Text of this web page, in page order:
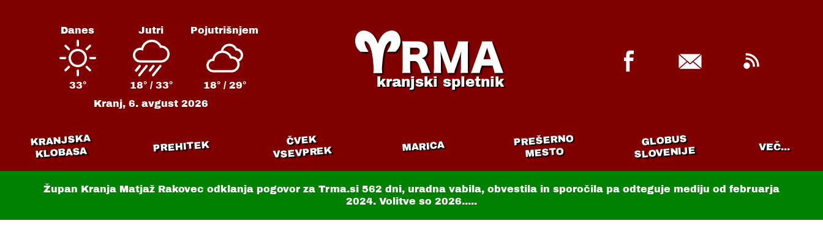
Danes
33°
Jutri
18° / 33°
Pojutrišnjem
18° / 29°
Kranj,6. avgust 2026
kranjski spletnik
KRANJSKA
KLOBASA PREHITEK ČVEK
VSEVPREK MARICA PREŠERNO
MESTO
GLOBUS
SLOVENIJE VEČ...
Župan Kranja Matjaž Rakovec odklanja pogovor za Trma.si 562 dni, uradna vabila, obvestila in sporočila pa odteguje mediju od februarja
2024. Volitve so 2026.....